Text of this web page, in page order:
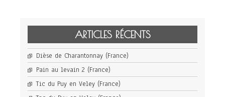
ARTICLES RÉCENTS
Dièse de Charantonnay (France)
Pain au levain 2 (France)
Tic du Puy en Veley (France)